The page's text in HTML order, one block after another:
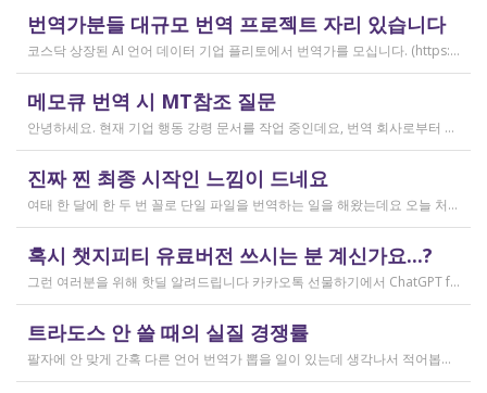
작성일
2026.04.04
번역가분들 대규모 번역 프로젝트 자리 있습니다
코스닥 상장된 AI 언어 데이터 기업 플리토에서 번역가를 모십니다. (https://startups.koraia.org/company/297) • 번역할 내용: 일상 대화, 일반 문장 중심의 단문 데이터 (전문지식 불필요) • 참여 프로젝트: 단문 번역(Human Translation) • 모집 언어쌍: 한국어 <> 다국어 • 목적: AI 학습용 데이터셋 구축 • 근무 형태: 재택 근무(학생, 프리랜서 번역가 환영) • 근무방법: Flitto 플랫폼 또는 엑셀 파일을 이용하여 작업 진행 - 파일 1개당 약 9,800단어 (언어쌍별 상이) - 파일 단위로 작업하며 1개만 참여도 가능 (이후 추가 참여 선택 가능) - 파일 1개 번역에 약 3~4일 데드라인 부여 - 파일 1개 번역 시 약 180,000원 ~ 386,000원 수준 (언어쌍별 상이) - 정산은 월 1회 지급 (플리토 정산 기준) - 프로젝트 기간: 약 1~3개월 (자율 참여) ★작업 단가: 한국어 → 스페인어: 9,800단어, 38.4원/단어, 파일 1개 완료 시 약 376,800원 스페인어 → 한국어: 9,800단어, 33.8원/단어, 파일 1개 완료 시 약 331,000원 한국어 → 러시아어: 9,800단어, 26.1원/단어, 파일 1개 완료 시 약 255,000원 한국어 → 중국어(간체): 9,800단어, 23.0원/단어, 파일 1개 완료 시 약 225,000원 중국어(간체) → 한국어: 16,800글자, 18.4원/글자, 파일 1개 완료 시 약 309,000원 한국어 → 중국어(번체): 9,800단어, 26.1원/단어, 파일 1개 완료 시 약 255,000원 중국어(번체) → 한국어: 16,800글자, 23.0원/글자, 파일 1개 완료 시 약 386,000원 한국어 → 베트남어: 9,800단어, 18.4원/단어, 파일 1개 완료 시 약 180,000원 베트남어 → 한국어: 9,800단어, 23.0원/단어, 파일 1개 완료 시 약 225,000원 *실제 업무시 수령 금액은 단가 및 작업량에 따라 위 금액과 차이가 있을 수 있습니다. *플리토 플랫폼(작업 툴) 작업 시 상응하는 포인트로 단가가 지급됩니다. 다음 링크로 신청 부탁드립니다: https://form.jotform.com/253371208518456?source_channel=albamon
메모큐 번역 시 MT참조 질문
안녕하세요. 현재 기업 행동 강령 문서를 작업 중인데요, 번역 회사로부터 메모큐 서버에서 메모큐 파일을 받았습니다. 번역회사에서 아이디와 비밀번호를 받아서 작업을 하는데 데스크탑 메모큐가 무료 버전이어서인지 이것저것 만져보다 보니(TM(만들어서 처음 해보는 문서 얼라인 시도), 라이브독스, 텀베이스등 눌러보는 행위) 밑의 사진과 같이 번역메모리 연결도 안된다고 하고 분명 어떤 파일에도 체크가 안 되어있는데 하나의 파일로만 연결 가능하다고 해서... 데스크탑 메모큐에서는 번역이 어렵다고 판단하여 그대로 이중언어 파일을 익스포트 해서 트라도스로 번역했습니다. (얼라인먼트 기능 사용해 2023년의 공식 한글 번역을 레퍼런스로 번역) 그랬더니 (메모큐에선 단순했던 코드가 트라도스에 복잡하게 나타나더라고요 아무튼 이것들을 해결하고 QA도 돌리고 나서...) 이중언어 파일을 메모큐에서 받으려다 보니 또 Free mode issue로 지원하지 않는 기능이라고 하더라고요. 그래서... 웹 메모큐를 사용해 태초부터 번역을 진행 중인데, 자동 번역으로 MT가 뜨는 걸 딸깍딸깍하고 확정 중이었는데 뭔가 이래도 되나 하는 생각이 들어서 질문하러 왔습니다. (이렇게 뜨는 걸 딸깍 확정 딸깍 확정 반복...) 클라이언트가 가이드라인을 주진 않았고 처음 파일을 줄 때 그 회사의 텀베이스가 연결된 파일을 줘서 그거 기반으로 한글 뜻이 맞으면 맞는 가이드라인이겠거니 하고 있는데 문장 부호나 말투나 뭔가 좀 기계번역의 날것을 적용하고 있다는 생각이 들어서... 이럴 땐 어떻게 해야하는지 여쭤보고 싶어요. 제가 트라도스로 번역한 세그먼트를 메모큐 타겟 세그먼트에 복붙하면 오류가 나는데 그냥 코드를 빼고 제가 트라도스에서 번역한걸 메모큐로 손수 옮겨야 할까요..!! 오늘 새벽 내내 기술 배우라는게 다른게 아니라 이걸 잘 알아두라는 말이었구나 하면서 깨달음을 얻었습니다...
진짜 찐 최종 시작인 느낌이 드네요
여태 한 달에 한 두 번 꼴로 단일 파일을 번역하는 일을 해왔는데요 오늘 처음으로 모 회사에서 트라도스 패키지 파일로 전달하는 일을!!! 주셔서 열어봤습니다. ...너무 떨리네요 원래 타겟 세그먼트에 아무것도 없었는데, NMT나 100프로 매치로 채워져있고 그래요 맨 처음 일을 받고 돈을 받았을 때가 커리어의 시작이라고 생각했는데 몇 달 동안 그런 식으로 많으면 두 세개 정도의 일을 받다가 오늘 나름 볼륨 있는 업무를 맡게 되니까 뭔가 커리어의 [진짜_찐_시작_최종] 같고 긴장되네요 잘 해내고 싶어서 떨리고,,,,,, 잘 할 수 있을까 싶고 크아악 다들 2월에 일 잘 해내고 계신가요 여태껏 검색 기능을 사용해 눈팅만 해왔는데 산번혁 회원님들의 번역가 라이프는 어떻게 굴러가고 있는지 궁금하네요 호호호
2026.02.20
혹시 챗지피티 유료버전 쓰시는 분 계신가요...?
그런 여러분을 위해 핫딜 알려드립니다 카카오톡 선물하기에서 ChatGPT for Kakao 쳐서 들어가 보시면 한달에 200달러짜리 프로 버전을 2만9천원에 팔고 있습니다. 이벤트 성이라서 계속 판매는 안 할 것 같고 5개 구매 제한도 있긴 하지만, 어차피 3만원씩 내고 플러스 버전 쓰시고 계시다면 같은 가격에 프로 써보는 것도 나쁘지 않을 것 같아요 ㅎㅎ 저도 혹시 사기 아닌가 긴가민가했는데 진짜 프로 버전 맞더라고요.
트라도스 안 쓸 때의 실질 경쟁률
팔자에 안 맞게 간혹 다른 언어 번역가 뽑을 일이 있는데 생각나서 적어봅니다 트라도스/메모큐를 사야 하냐? 라는 질문은 설득의 대상이 아니라고 생각해서 그냥 두는 편인데요 질문 전 적극적으로 정보를 찾아보는 상태에서는 의미가 있을 것입니다 뽑히는 입장에선 잘 모르는데, 뽑는 입장에서는 트라도스/메모큐 안 쓰는 사람은 걸러버리면 정말 편합니다 주어진 업무를 못 한다는 뜻이거든요 1) 용어 1천개가 든 용어집이 있음 2) 기존에 쓰던 번역 메모리가 있음 상당히 흔한 상황인데, 트라도스/메모큐를 안 쓰고 외워서 작업이 가능한 사람은 산업스파이 쪽으로 가셔야지 여기 있으면 안 됨 저 스크린샷에도 제가 답변한 사람은 얼마 안 되는데요 챗지피티로 '트라도스 사용자/기타 요건(단가 등)' 맞는 사람만 필터로 건져서 답변하는 겁니다 아마 트라도스 안 써도 되는 운전면허증 번역같은 업무도 있을 텐데, 그런 것은 단발성이고 업데이트가 없으며 없는 자들끼리 경쟁해서 경쟁률이 아주 높을 겁니다.